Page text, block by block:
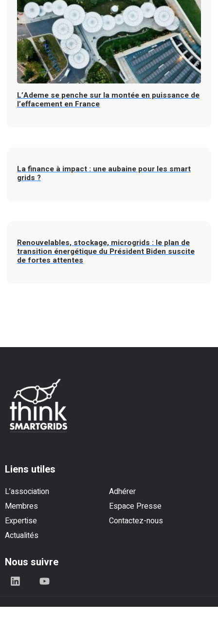
L’Ademe se penche sur la montée en puissance de
l’effacement en France
La finance à impact : une aubaine pour les smart
grids ?
Renouvelables, stockage, microgrids : le plan de
transition énergétique du Président Biden suscite
de fortes attentes
Liens utiles
L’association
Adhérer
Membres
Espace Presse
Expertise
Contactez-nous
Actualités
Nous suivre